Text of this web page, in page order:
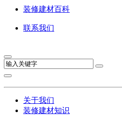
装修建材百科
联系我们
关于我们
装修建材知识